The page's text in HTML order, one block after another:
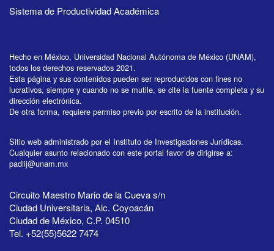
Sistema de Productividad Académica
Hecho en México, Universidad Nacional Autónoma de México (UNAM),
todos los derechos reservados 2021.
Esta página y sus contenidos pueden ser reproducidos con fines no
lucrativos, siempre y cuando no se mutile, se cite la fuente completa y su
dirección electrónica.
De otra forma, requiere permiso previo por escrito de la institución.
Sitio web administrado por el Instituto de Investigaciones Jurídicas.
Cualquier asunto relacionado con este portal favor de dirigirse a:
padiij@unam.mx
Circuito Maestro Mario de la Cueva s/n
Ciudad Universitaria, Alc. Coyoacán
Ciudad de México, C.P. 04510
Tel. +52(55)5622 7474